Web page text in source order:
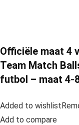
Officiële maat 4
Team Match
futbol – maat 4-
Added to
Add to compare